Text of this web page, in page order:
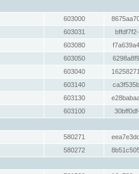
603000
603031
603080
603050
603040
603140
603130
603100
580271
580272